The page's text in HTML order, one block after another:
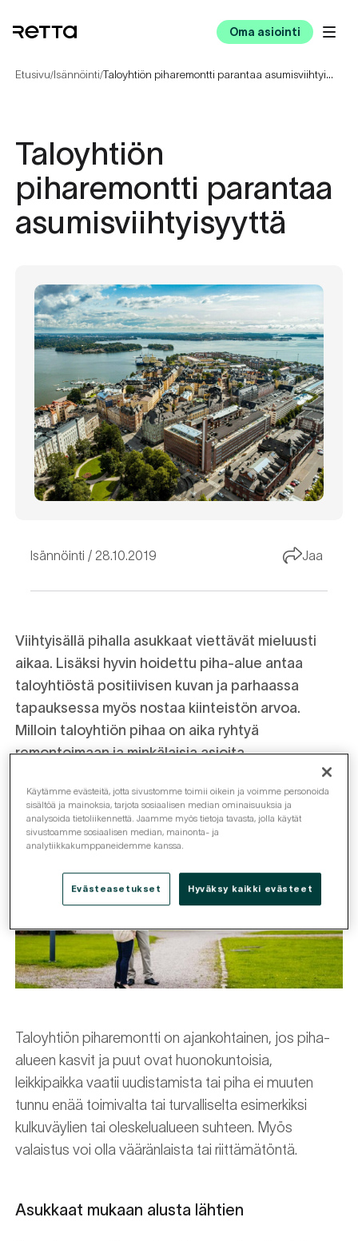
Oma asiointi
Etusivu/Isännöinti/ Taloyhtiön piharemontti parantaa asumisviihtyisyyttä
Taloyhtiön
piharemontti parantaa
asumisviihtyisyyttä
Isännöinti 28.10.2019 Jaa
Viihtyisällä pihalla asukkaat viettävät mieluusti
aikaa. Lisäksi hyvin hoidettu piha-alue antaa
taloyhtiöstä positiivisen kuvan ja parhaassa
tapauksessa myös nostaa kiinteistön arvoa.
Milloin taloyhtiön pihaa on aika ryhtyä
remontoimaan ja minkälaisia asioita
Taloyhtiön piharemontti on ajankohtainen, jos piha-
alueen kasvit ja puut ovat huonokuntoisia,
leikkipaikka vaatii uudistamista tai piha ei muuten
tunnu enää toimivalta tai turvalliselta esimerkiksi
kulkuväylien tai oleskelualueen suhteen. Myös
valaistus voi olla vääränlaista tai riittämätöntä.
Asukkaat mukaan alusta lähtien
Käytämme evästeitä, jotta sivustomme toimii oikein ja voimme personoida
sisältöä ja mainoksia, tarjota sosiaalisen median ominaisuuksia ja
analysoida tietoliikennettä. Jaamme myös tietoja tavasta, jolla käytät
sivustoamme sosiaalisen median, mainonta- ja
analytiikkakumppaneidemme kanssa.
Evästeasetukset Hyväksy kaikki evästeet